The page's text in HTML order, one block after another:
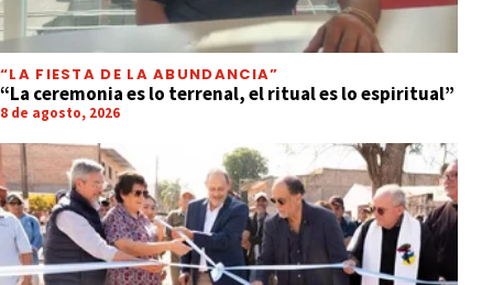
“LA FIESTA DE LA ABUNDANCIA”
“La ceremonia es lo terrenal, el ritual es lo espiritual”
8 de agosto, 2026